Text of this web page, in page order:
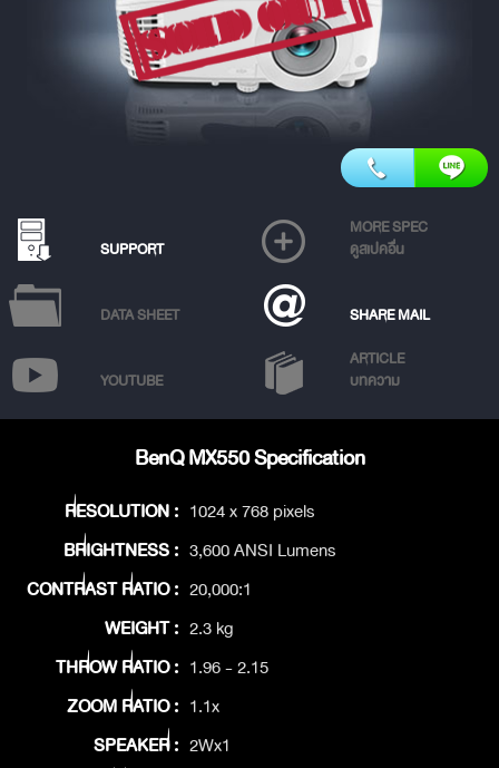
SUPPORT
MORE SPEC
ดูสเปคอื่น
DATA SHEET SHARE MAIL
YOUTUBE
ARTICLE
บทความ
BenQ MX550 Specification
RESOLUTION : 1024 x 768 pixels
BRIGHTNESS : 3,600 ANSI Lumens
CONTRAST RATIO : 20,000:1
WEIGHT : 2.3 kg
THROW RATIO : 1.96 - 2.15
ZOOM RATIO : 1.1x
SPEAKER : 2Wx1